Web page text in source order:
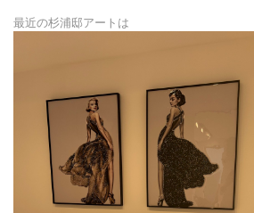
最近の杉浦邸アートは